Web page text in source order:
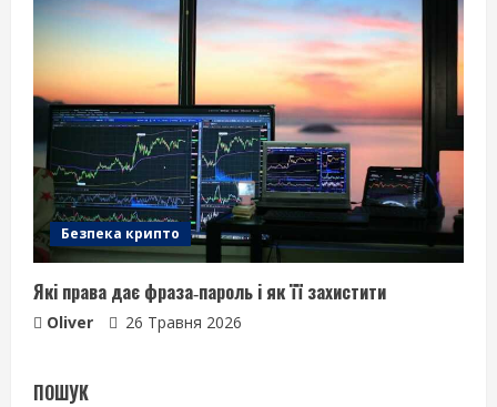
Безпека крипто
Які права дає фраза‑пароль і як її захистити
Oliver 26 Травня 2026
ПОШУК